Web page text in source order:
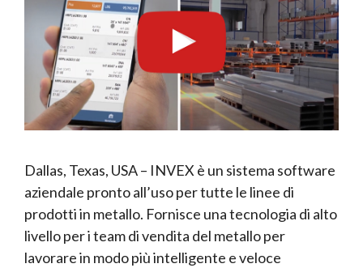
Dallas, Texas, USA – INVEX è un sistema software
aziendale pronto all’uso per tutte le linee di
prodotti in metallo. Fornisce una tecnologia di alto
livello per i team di vendita del metallo per
lavorare in modo più intelligente e veloce